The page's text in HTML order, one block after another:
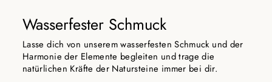
Wasserfester Schmuck
Lasse dich von unserem wasserfesten Schmuck und der
Harmonie der Elemente begleiten und trage die
natürlichen Kräfte der Natursteine immer bei dir.